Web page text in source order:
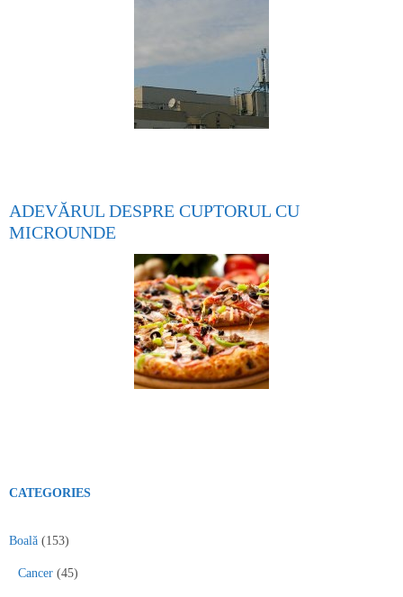
ADEVĂRUL DESPRE CUPTORUL CU
MICROUNDE
CATEGORIES
Boală (153)
Cancer (45)